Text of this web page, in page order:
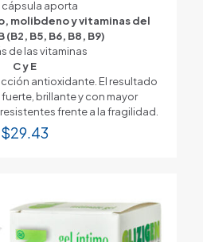
cápsula aporta
molibdeno y vitaminas del
(B2, B5, B6, B8, B9)
de las vitaminas
C y E
antioxidante. El resultado
brillante y con mayor
frente a la fragilidad.
$29.43